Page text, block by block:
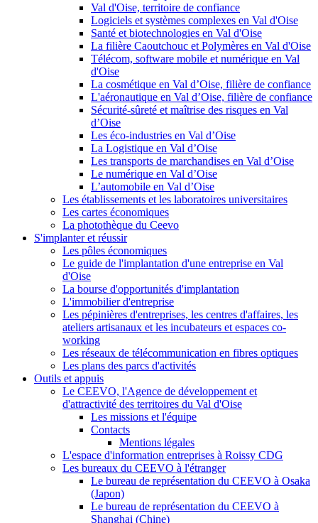
Val d'Oise, territoire de confiance
Logiciels et systèmes complexes en Val d'Oise
Santé et biotechnologies en Val d'Oise
La filière Caoutchouc et Polymères en Val d'Oise
Télécom, software mobile et numérique en Val
d'Oise
La cosmétique en Val d’Oise, filière de confiance
L'aéronautique en Val d’Oise, filière de confiance
Sécurité-sûreté et maîtrise des risques en Val
d’Oise
Les éco-industries en Val d’Oise
La Logistique en Val d’Oise
Les transports de marchandises en Val d’Oise
Le numérique en Val d’Oise
L’automobile en Val d’Oise
Les établissements et les laboratoires universitaires
Les cartes économiques
La photothèque du Ceevo
S'implanter et réussir
Les pôles économiques
Le guide de l'implantation d'une entreprise en Val
d'Oise
La bourse d'opportunités d'implantation
L'immobilier d'entreprise
Les pépinières d'entreprises, les centres d'affaires, les
ateliers artisanaux et les incubateurs et espaces co-
working
Les réseaux de télécommunication en fibres optiques
Les plans des parcs d'activités
Outils et appuis
Le CEEVO, l'Agence de développement et
d'attractivité des territoires du Val d'Oise
Les missions et l'équipe
Contacts
Mentions légales
L'espace d'information entreprises à Roissy CDG
Les bureaux du CEEVO à l'étranger
Le bureau de représentation du CEEVO à Osaka
(Japon)
Le bureau de représentation du CEEVO à
Shanghai (Chine)